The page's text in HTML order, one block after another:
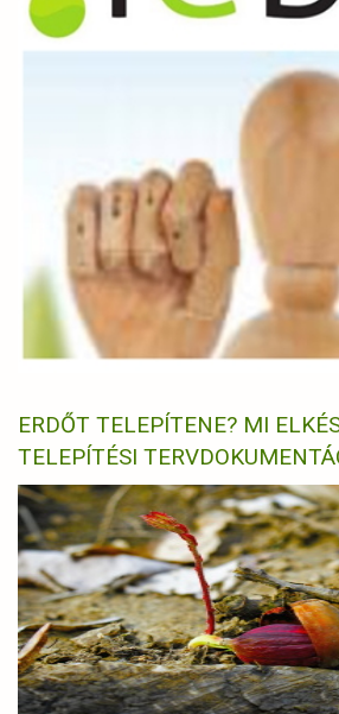
ERDŐT TELEPÍTENE? MI
TELEPÍTÉSI